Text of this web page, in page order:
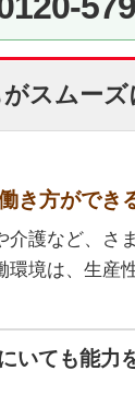
スムーズ
き方ができ
介護など、さ
環境は、生産
いても能力